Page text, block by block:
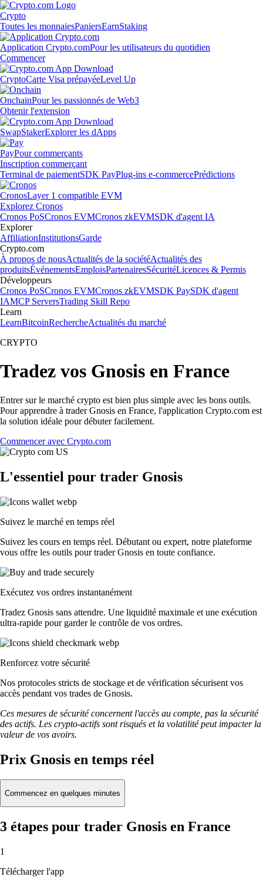
Crypto
Toutes les monnaiesPaniersEarnStaking
Application Crypto.comPour les utilisateurs du quotidien
Commencer
CryptoCarte Visa prépayéeLevel Up
OnchainPour les passionnés de Web3
Obtenir l'extension
SwapStakerExplorer les dApps
PayPour commerçants
Inscription commerçant
Terminal de paiementSDK PayPlug-ins e-commercePrédictions
CronosLayer 1 compatible EVM
Explorez Cronos
Cronos PoSCronos EVMCronos zkEVMSDK d'agent IA
Explorer
AffiliationInstitutionsGarde
Crypto.com
À propos de nousActualités de la sociétéActualités des
produitsÉvénementsEmploisPartenairesSécuritéLicences & Permis
Développeurs
Cronos PoSCronos EVMCronos zkEVMSDK PaySDK d'agent
IAMCP ServersTrading Skill Repo
Learn
LearnBitcoinRechercheActualités du marché
CRYPTO
Tradez vos Gnosis en France
Entrer sur le marché crypto est bien plus simple avec les bons outils.
Pour apprendre à trader Gnosis en France, l'application Crypto.com est
la solution idéale pour débuter facilement.
Commencer avec Crypto.com
L'essentiel pour trader Gnosis
Suivez le marché en temps réel
Suivez les cours en temps réel. Débutant ou expert, notre plateforme
vous offre les outils pour trader Gnosis en toute confiance.
Exécutez vos ordres instantanément
Tradez Gnosis sans attendre. Une liquidité maximale et une exécution
ultra-rapide pour garder le contrôle de vos ordres.
Renforcez votre sécurité
Nos protocoles stricts de stockage et de vérification sécurisent vos
accès pendant vos trades de Gnosis.
Ces mesures de sécurité concernent l'accès au compte, pas la sécurité
des actifs. Les crypto-actifs sont risqués et la volatilité peut impacter la
valeur de vos avoirs.
Prix Gnosis en temps réel
Commencez en quelques minutes
3 étapes pour trader Gnosis en France
1
Télécharger l'app